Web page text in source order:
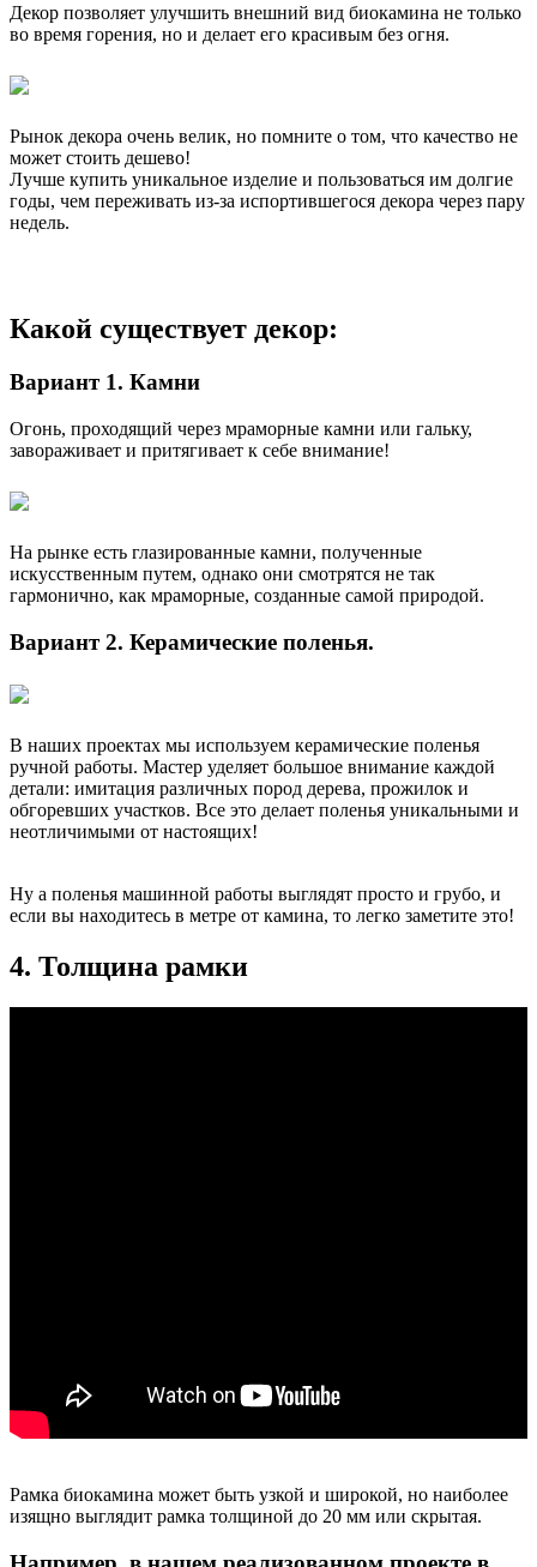
Декор позволяет улучшить внешний вид биокамина не только
во время горения, но и делает его красивым без огня.
Рынок декора очень велик, но помните о том, что качество не
может стоить дешево!
Лучше купить уникальное изделие и пользоваться им долгие
годы, чем переживать из-за испортившегося декора через пару
недель.
Какой существует декор:
Вариант 1. Камни
Огонь, проходящий через мраморные камни или гальку,
завораживает и притягивает к себе внимание!
На рынке есть глазированные камни, полученные
искусственным путем, однако они смотрятся не так
гармонично, как мраморные, созданные самой природой.
Вариант 2. Керамические поленья.
В наших проектах мы используем керамические поленья
ручной работы. Мастер уделяет большое внимание каждой
детали: имитация различных пород дерева, прожилок и
обгоревших участков. Все это делает поленья уникальными и
неотличимыми от настоящих!
Ну а поленья машинной работы выглядят просто и грубо, и
если вы находитесь в метре от камина, то легко заметите это!
4. Толщина рамки
Рамка биокамина может быть узкой и широкой, но наиболее
изящно выглядит рамка толщиной до 20 мм или скрытая.